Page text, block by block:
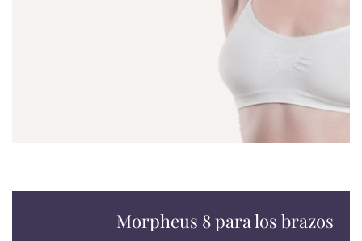
Morpheus 8 para los brazos